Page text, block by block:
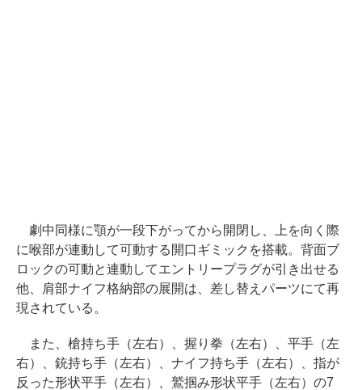
劇中同様に顎が一段下がってから開閉し、上を向く際
に喉部が連動して可動する開口ギミックを搭載。背面ブ
ロックの可動と連動してエントリープラグが引き出せる
他、肩部ナイフ格納部の展開は、差し替えパーツにて再
現されている。
また、槍持ち手（左右）、握り拳（左右）、平手（左
右）、銃持ち手（左右）、ナイフ持ち手（左右）、指が
反った形状平手（左右）、鷲掴み形状平手（左右）の7